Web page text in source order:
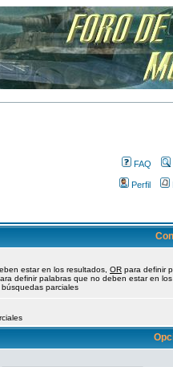
FAQ
Perfil
estar en los resultados, OR para definir
definir palabras que no deben estar en los
parciales